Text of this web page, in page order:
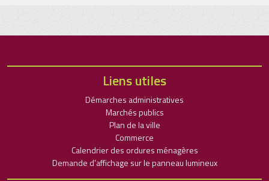
Liens utiles
Démarches administratives
Marchés publics
Plan de la ville
Commerce
Calendrier des ordures ménagères
Demande d’affichage sur le panneau lumineux